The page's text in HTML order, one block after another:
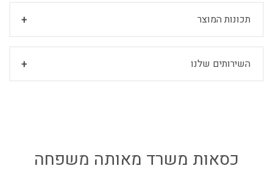
תכונות המוצר
השירותים שלנו
כסאות משרד מאותה משפחה